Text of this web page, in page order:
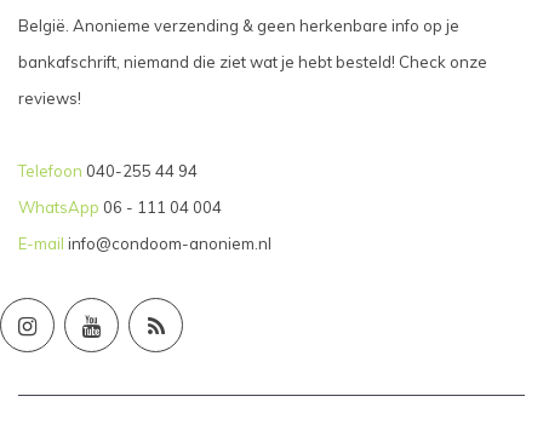
België. Anonieme verzending & geen herkenbare info op je
bankafschrift, niemand die ziet wat je hebt besteld! Check onze
reviews!
Telefoon 040-255 44 94
WhatsApp 06 - 111 04 004
E-mail info@condoom-anoniem.nl